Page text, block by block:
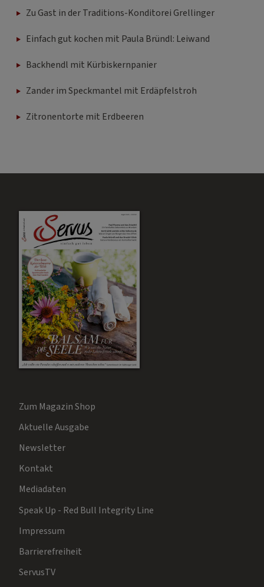
Zu Gast in der Traditions-Konditorei Grellinger
Einfach gut kochen mit Paula Bründl: Leiwand
Backhendl mit Kürbiskernpanier
Zander im Speckmantel mit Erdäpfelstroh
Zitronentorte mit Erdbeeren
Zum Magazin Shop
Aktuelle Ausgabe
Newsletter
Kontakt
Mediadaten
Speak Up - Red Bull Integrity Line
Impressum
Barrierefreiheit
ServusTV